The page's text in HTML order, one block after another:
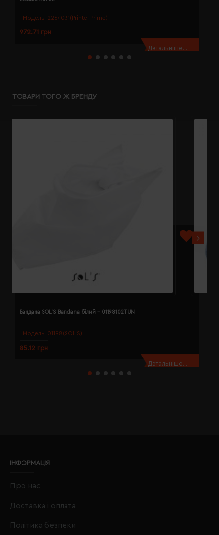
Модель: 2264031(Printer Prime)
972.71 грн
Детальніше...
ТОВАРИ ТОГО Ж БРЕНДУ
Модель: 01198(SOL’S)
Бандана SOL'S Bandana білий - 01198102TUN
85.12 грн
Детальніше...
ІНФОРМАЦІЯ
Про нас
Доставка і оплата
Політика безпеки